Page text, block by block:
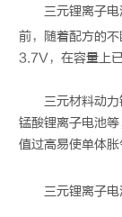
三元锂离子
前，随着配方的
3.7V，在容量上
三元材料动
锰酸锂离子电池
值过高易使单体
三元锂离子电